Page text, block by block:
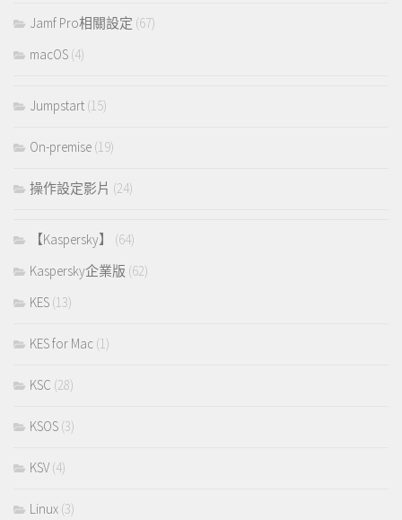
Jamf Pro相關設定 (67)
macOS (4)
Jumpstart (15)
On-premise (19)
操作設定影片 (24)
【Kaspersky】
(64)
Kaspersky企業版 (62)
KES (13)
KES for Mac (1)
KSC (28)
KSOS (3)
KSV (4)
Linux (3)